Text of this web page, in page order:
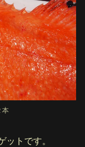
本
ットです。